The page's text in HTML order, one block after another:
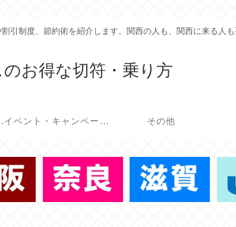
引制度、節約術を紹介します。関西の人も、関西に来る人も
のお得な切符・乗り方
約術 イベント・キャンペーン その他